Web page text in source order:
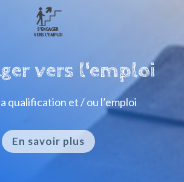
vers l'emploi
qualification et / ou l’emploi
En savoir plus